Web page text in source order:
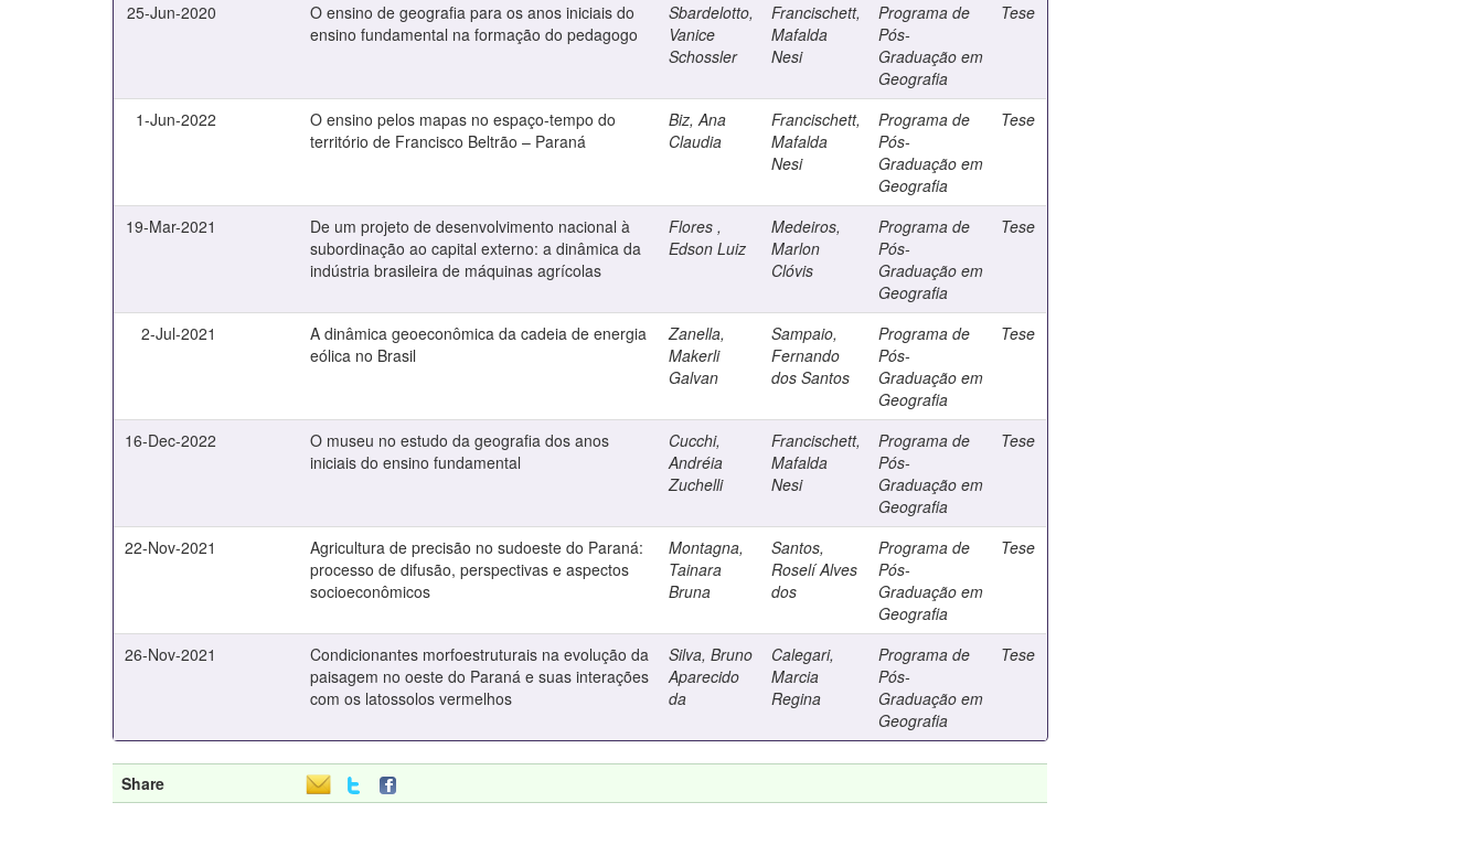
25-Jun-2020
O ensino de geografia para os anos iniciais do
ensino fundamental na formação do pedagogo
Sbardelotto,
Vanice
Schossler
Francischett,
Mafalda
Nesi
Programa de
Pós-
Graduação em
Geografia
Tese
1-Jun-2022
O ensino pelos mapas no espaço-tempo do
território de Francisco Beltrão – Paraná
Biz, Ana
Claudia
Francischett,
Mafalda
Nesi
Programa de
Pós-
Graduação em
Geografia
Tese
19-Mar-2021
De um projeto de desenvolvimento nacional à
subordinação ao capital externo: a dinâmica da
indústria brasileira de máquinas agrícolas
Flores ,
Edson Luiz
Medeiros,
Marlon
Clóvis
Programa de
Pós-
Graduação em
Geografia
Tese
2-Jul-2021
A dinâmica geoeconômica da cadeia de energia
eólica no Brasil
Zanella,
Makerli
Galvan
Sampaio,
Fernando
dos Santos
Programa de
Pós-
Graduação em
Geografia
Tese
16-Dec-2022
O museu no estudo da geografia dos anos
iniciais do ensino fundamental
Cucchi,
Andréia
Zuchelli
Francischett,
Mafalda
Nesi
Programa de
Pós-
Graduação em
Geografia
Tese
22-Nov-2021
Agricultura de precisão no sudoeste do Paraná:
processo de difusão, perspectivas e aspectos
socioeconômicos
Montagna,
Tainara
Bruna
Santos,
Roselí Alves
dos
Programa de
Pós-
Graduação em
Geografia
Tese
26-Nov-2021
Condicionantes morfoestruturais na evolução da
paisagem no oeste do Paraná e suas interações
com os latossolos vermelhos
Silva, Bruno
Aparecido
da
Calegari,
Marcia
Regina
Programa de
Pós-
Graduação em
Geografia
Tese
Share